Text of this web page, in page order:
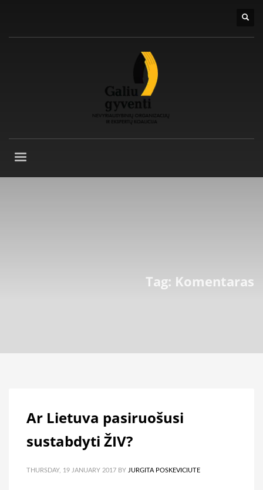
Tag: Komentaras
Ar Lietuva pasiruošusi
sustabdyti ŽIV?
THURSDAY, 19 JANUARY 2017 BY JURGITA POSKEVICIUTE